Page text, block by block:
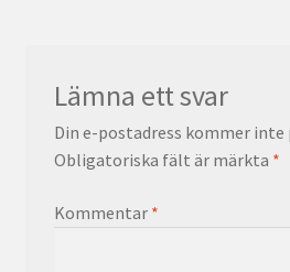
Lämna ett svar
Din e-postadress kommer inte
Obligatoriska fält är märkta *
Kommentar *